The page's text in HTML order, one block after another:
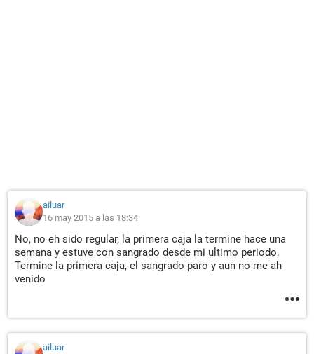
ailuar
16 may 2015 a las 18:34
No, no eh sido regular, la primera caja la termine hace una
semana y estuve con sangrado desde mi ultimo periodo.
Termine la primera caja, el sangrado paro y aun no me ah
venido
ailuar